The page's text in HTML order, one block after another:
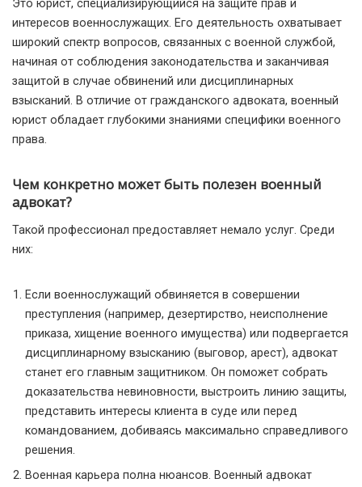
Это юрист, специализирующийся на защите прав и
интересов военнослужащих. Его деятельность охватывает
широкий спектр вопросов, связанных с военной службой,
начиная от соблюдения законодательства и заканчивая
защитой в случае обвинений или дисциплинарных
взысканий. В отличие от гражданского адвоката, военный
юрист обладает глубокими знаниями специфики военного
права.
Чем конкретно может быть полезен военный
адвокат?
Такой профессионал предоставляет немало услуг. Среди
них:
Если военнослужащий обвиняется в совершении
преступления (например, дезертирство, неисполнение
приказа, хищение военного имущества) или подвергается
дисциплинарному взысканию (выговор, арест), адвокат
станет его главным защитником. Он поможет собрать
доказательства невиновности, выстроить линию защиты,
представить интересы клиента в суде или перед
командованием, добиваясь максимально справедливого
решения.
Военная карьера полна нюансов. Военный адвокат